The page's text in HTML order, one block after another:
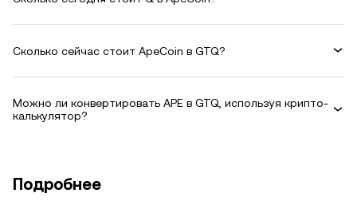
Сколько сейчас стоит ApeCoin в GTQ?
Можно ли конвертировать APE в GTQ, используя крипто-
калькулятор?
Подробнее